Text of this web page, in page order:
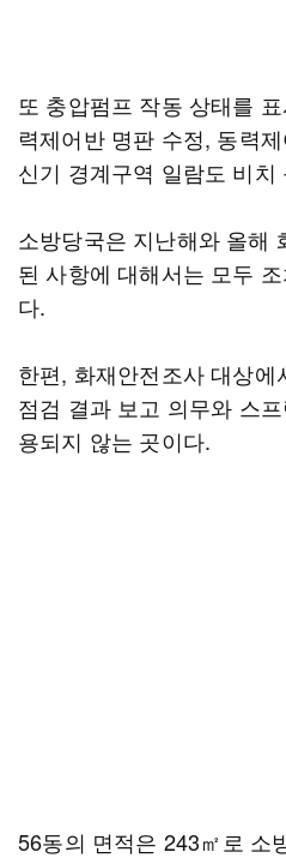
또 충압펌프 작동 상태를
력제어반 명판 수정, 동력
신기 경계구역 일람도 비치
소방당국은 지난해와 올해
된 사항에 대해서는 모두
다.
한편, 화재안전조사 대상에
점검 결과 보고 의무와 스
용되지 않는 곳이다.
56동의 면적은 243㎡로 소